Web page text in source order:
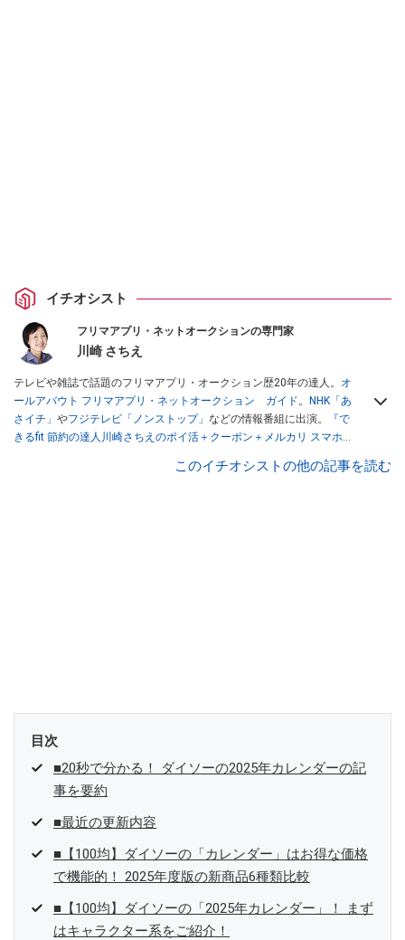
イチオシスト
フリマアプリ・ネットオークションの専門家
川崎 さちえ
テレビや雑誌で話題のフリマアプリ・オークション歴20年の達人。 オ
ールアバウト フリマアプリ・ネットオークション ガイド。
NHK「あ
さイチ」 やフジテレビ「ノンストップ」 などの情報番組に出演。
『で
きるfit 節約の達人川崎さちえのポイ活＋クーポン＋メルカリ スマホで
スマホ1つでスキマ時間に効率的に稼ぐ！』（翔泳社刊） ほか著書多
このイチオシストの他の記事を読む
目次
■20秒で分かる！ ダイソーの2025年カレンダーの記
事を要約
■最近の更新内容
■【100均】ダイソーの「カレンダー」はお得な価格
で機能的！ 2025年度版の新商品6種類比較
■【100均】ダイソーの「2025年カレンダー」！ まず
はキャラクター系をご紹介！